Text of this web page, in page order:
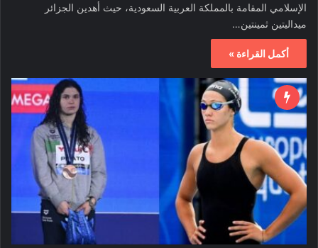
الإسلامي المقامة بالمملكة العربية السعودية، حيث أهدين الجزائر
ميداليتين ثمينتين…
أكمل القراءة »